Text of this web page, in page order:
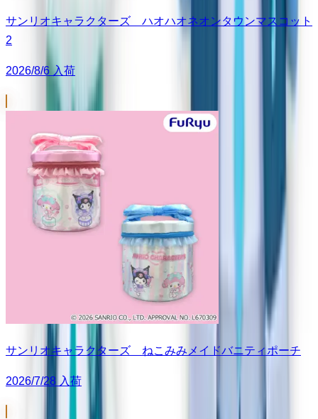
サンリオキャラクターズ ハオハオネオンタウンマスコット
2
2026/8/6 入荷
サンリオキャラクターズ ねこみみメイドバニティポーチ
2026/7/28 入荷